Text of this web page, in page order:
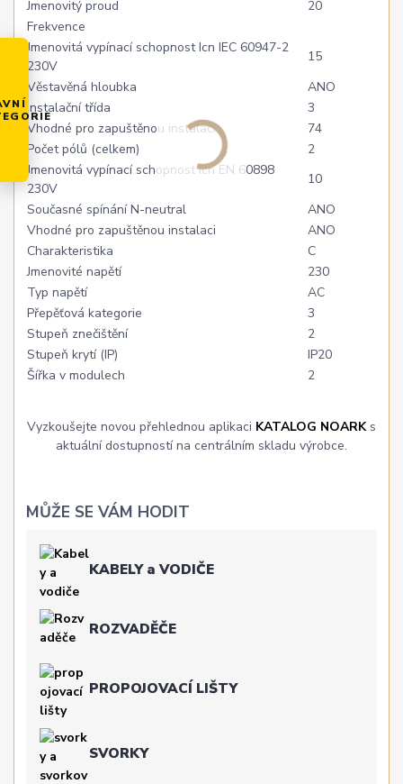
Jmenovitý proud
20
Frekvence
Jmenovitá vypínací schopnost Icn IEC 60947-2
230V
15
Věstavěná hloubka
ANO
Instalační třída
3
Vhodné pro zapuštěnou instalaci
74
Počet pólů (celkem)
2
Jmenovitá vypínací schopnost Icn EN 60898
230V
10
Současné spínání N-neutral
ANO
Vhodné pro zapuštěnou instalaci
ANO
Charakteristika
C
Jmenovité napětí
230
Typ napětí
AC
Přepěťová kategorie
3
Stupeň znečištění
2
Stupeň krytí (IP)
IP20
Šířka v modulech
2
Vyzkoušejte novou přehlednou aplikaci KATALOG NOARKs
aktuální dostupností na centrálním skladu výrobce.
MŮŽE SE VÁM HODIT
KABELY a VODIČE
ROZVADĚČE
PROPOJOVACÍ LIŠTY
SVORKY